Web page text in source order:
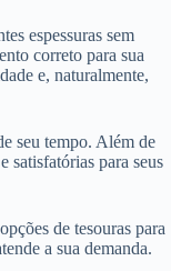
espessuras sem
correto para sua
e, naturalmente,
seu tempo. Além de
satisfatórias para seus
de tesouras para
a sua demanda.